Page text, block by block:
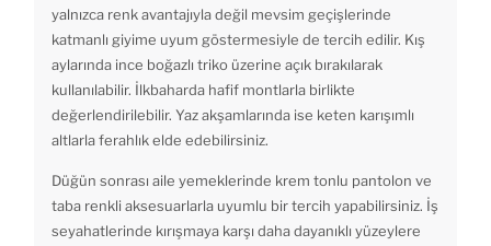
yalnızca renk avantajıyla değil mevsim geçişlerinde
katmanlı giyime uyum göstermesiyle de tercih edilir. Kış
aylarında ince boğazlı triko üzerine açık bırakılarak
kullanılabilir. İlkbaharda hafif montlarla birlikte
değerlendirilebilir. Yaz akşamlarında ise keten karışımlı
altlarla ferahlık elde edebilirsiniz.
Düğün sonrası aile yemeklerinde krem tonlu pantolon ve
taba renkli aksesuarlarla uyumlu bir tercih yapabilirsiniz. İş
seyahatlerinde kırışmaya karşı daha dayanıklı yüzeylere